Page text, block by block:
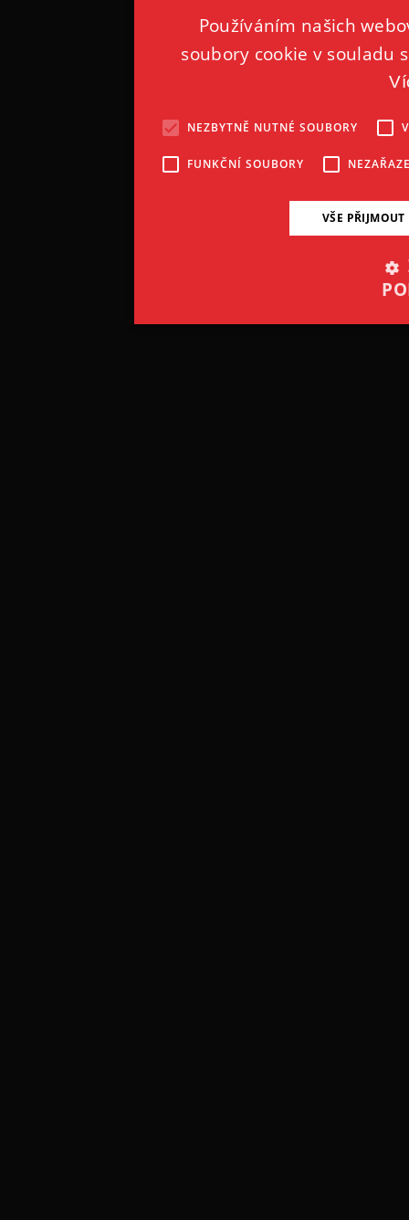
Používáním našich
soubory cookie v souladu
NEZBYTNĚ NUTNÉ SOUBORY
FUNKČNÍ SOUBORY
VŠE PŘIJMOUT